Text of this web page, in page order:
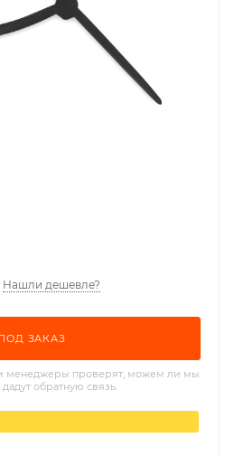
Нашли дешевле?
ЗАКАЗ
менеджеры проверят, можем ли мы
обратную связь.